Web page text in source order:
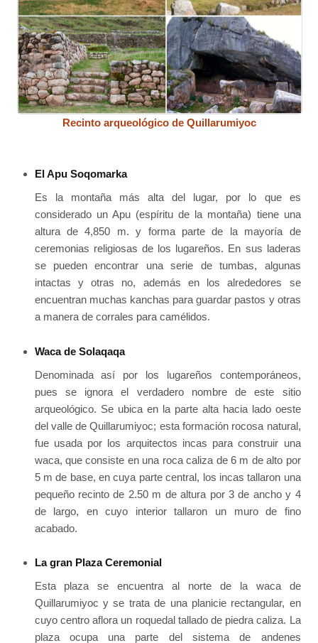
Recinto arqueológico de Quillarumiyoc
El Apu Soqomarka
Es la montaña más alta del lugar, por lo que es
considerado un Apu (espíritu de la montaña) tiene una
altura de 4,850 m. y forma parte de la mayoría de
ceremonias religiosas de los lugareños. En sus laderas
se pueden encontrar una serie de tumbas, algunas
intactas y otras no, además en los alrededores se
encuentran muchas kanchas para guardar pastos y otras
a manera de corrales para camélidos.
Waca de Solaqaqa
Denominada así por los lugareños contemporáneos,
pues se ignora el verdadero nombre de este sitio
arqueológico. Se ubica en la parte alta hacia lado oeste
del valle de Quillarumiyoc; esta formación rocosa natural,
fue usada por los arquitectos incas para construir una
waca, que consiste en una roca caliza de 6 m de alto por
5 m de base, en cuya parte central, los incas tallaron una
pequeño recinto de 2.50 m de altura por 3 de ancho y 4
de largo, en cuyo interior tallaron un muro de fino
acabado.
La gran Plaza Ceremonial
Esta plaza se encuentra al norte de la waca de
Quillarumiyoc y se trata de una planicie rectangular, en
cuyo centro aflora un roquedal tallado de piedra caliza. La
plaza ocupa una parte del sistema de andenes